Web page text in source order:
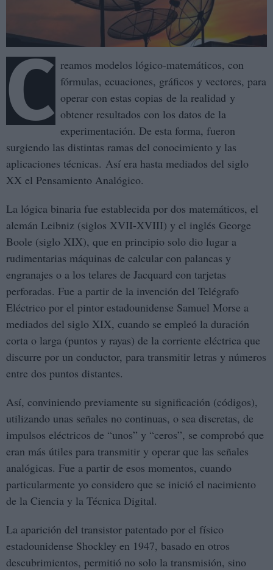
C reamos modelos lógico-matemáticos, con
fórmulas, ecuaciones, gráficos y vectores, para
operar con estas copias de la realidad y
obtener resultados con los datos de la
experimentación. De esta forma, fueron
surgiendo las distintas ramas del conocimiento y las
aplicaciones técnicas. Así era hasta mediados del siglo
XX el Pensamiento Analógico.
La lógica binaria fue establecida por dos matemáticos, el
alemán Leibniz (siglos XVII-XVIII) y el inglés George
Boole (siglo XIX), que en principio solo dio lugar a
rudimentarias máquinas de calcular con palancas y
engranajes o a los telares de Jacquard con tarjetas
perforadas. Fue a partir de la invención del Telégrafo
Eléctrico por el pintor estadounidense Samuel Morse a
mediados del siglo XIX, cuando se empleó la duración
corta o larga (puntos y rayas) de la corriente eléctrica que
discurre por un conductor, para transmitir letras y números
entre dos puntos distantes.
Así, conviniendo previamente su significación (códigos),
utilizando unas señales no continuas, o sea discretas, de
impulsos eléctricos de “unos” y “ceros”, se comprobó que
eran más útiles para transmitir y operar que las señales
analógicas. Fue a partir de esos momentos, cuando
particularmente yo considero que se inició el nacimiento
de la Ciencia y la Técnica Digital.
La aparición del transistor patentado por el físico
estadounidense Shockley en 1947, basado en otros
descubrimientos, permitió no solo la transmisión, sino